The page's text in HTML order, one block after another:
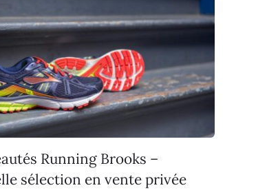
Running Brooks –
sélection en vente privée